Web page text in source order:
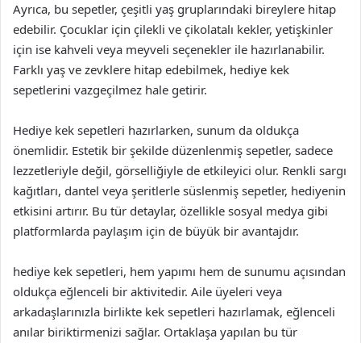
Ayrıca, bu sepetler, çeşitli yaş gruplarındaki bireylere hitap
edebilir. Çocuklar için çilekli ve çikolatalı kekler, yetişkinler
için ise kahveli veya meyveli seçenekler ile hazırlanabilir.
Farklı yaş ve zevklere hitap edebilmek, hediye kek
sepetlerini vazgeçilmez hale getirir.
Hediye kek sepetleri hazırlarken, sunum da oldukça
önemlidir. Estetik bir şekilde düzenlenmiş sepetler, sadece
lezzetleriyle değil, görselliğiyle de etkileyici olur. Renkli sargı
kağıtları, dantel veya şeritlerle süslenmiş sepetler, hediyenin
etkisini artırır. Bu tür detaylar, özellikle sosyal medya gibi
platformlarda paylaşım için de büyük bir avantajdır.
hediye kek sepetleri, hem yapımı hem de sunumu açısından
oldukça eğlenceli bir aktivitedir. Aile üyeleri veya
arkadaşlarınızla birlikte kek sepetleri hazırlamak, eğlenceli
anılar biriktirmenizi sağlar. Ortaklaşa yapılan bu tür